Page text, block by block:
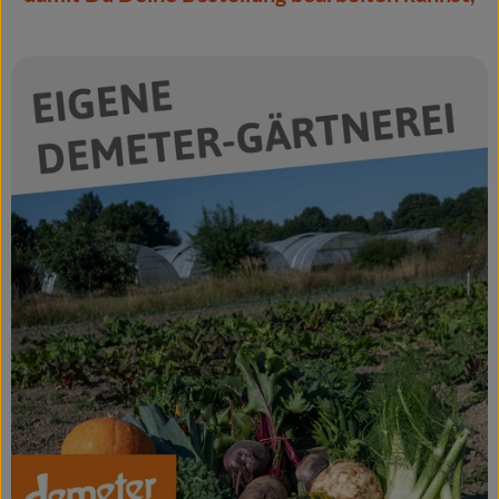
Getränke
Kosmetik & Drogerie
Angebote & Neues
Wir empfehlen
VINCE Weine
So geht's
Über uns
Veranstaltungen